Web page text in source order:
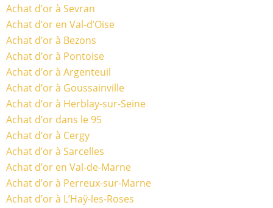
Achat d’or à Sevran
Achat d’or en Val-d’Oise
Achat d’or à Bezons
Achat d’or à Pontoise
Achat d’or à Argenteuil
Achat d’or à Goussainville
Achat d’or à Herblay-sur-Seine
Achat d’or dans le 95
Achat d’or à Cergy
Achat d’or à Sarcelles
Achat d’or en Val-de-Marne
Achat d’or à Perreux-sur-Marne
Achat d’or à L’Haÿ-les-Roses